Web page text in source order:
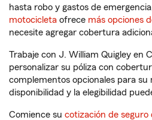
hasta robo y gastos de
motocicleta ofrece más opciones
necesite agregar cobertura
Trabaje con J. William Quigley en
personalizar su póliza con
complementos opcionales para su
disponibilidad y la elegibilidad
Comience su cotización de